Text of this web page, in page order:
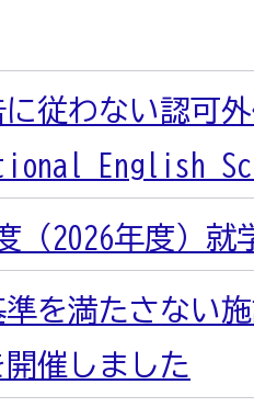
従わない認可
English
（2026年度）就
を満たさない
催しました